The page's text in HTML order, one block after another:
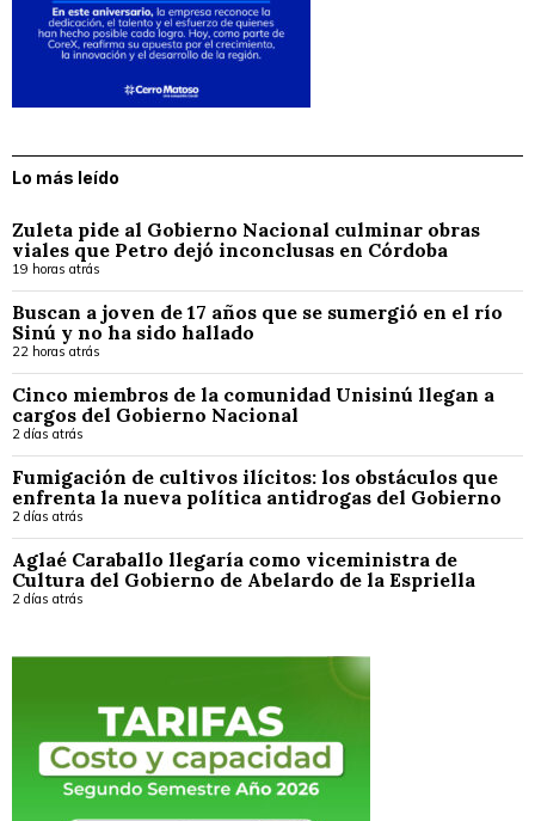
Lo más leído
Zuleta pide al Gobierno Nacional culminar obras
viales que Petro dejó inconclusas en Córdoba
19 horas atrás
Buscan a joven de 17 años que se sumergió en el río
Sinú y no ha sido hallado
22 horas atrás
Cinco miembros de la comunidad Unisinú llegan a
cargos del Gobierno Nacional
2 días atrás
Fumigación de cultivos ilícitos: los obstáculos que
enfrenta la nueva política antidrogas del Gobierno
2 días atrás
Aglaé Caraballo llegaría como viceministra de
Cultura del Gobierno de Abelardo de la Espriella
2 días atrás